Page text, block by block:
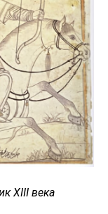
XIII века